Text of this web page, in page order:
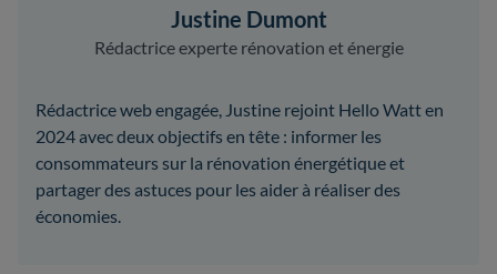
Justine Dumont
Rédactrice experte rénovation et énergie
Rédactrice web engagée, Justine rejoint Hello Watt en
2024 avec deux objectifs en tête : informer les
consommateurs sur la rénovation énergétique et
partager des astuces pour les aider à réaliser des
économies.